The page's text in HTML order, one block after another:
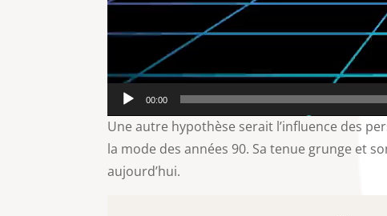
00:00
Une autre hypothèse serait l’influence des
la mode des années 90. Sa tenue grunge et
aujourd’hui.